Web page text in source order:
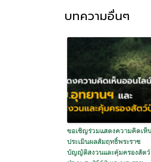
บทความอื่นๆ
ขอเชิญร่วมแสดงความคิดเห็
ประเมินผลสัมฤทธิ์พระราช
บัญญัติสงวนและคุ้มครองสัตว์